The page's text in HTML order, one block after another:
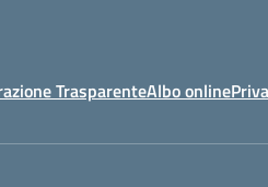
TrasparenteAlbo online